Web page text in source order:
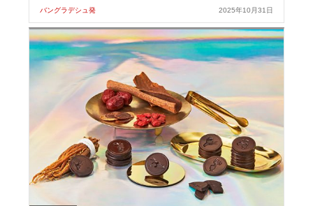
バングラデシュ発 2025年10月31日